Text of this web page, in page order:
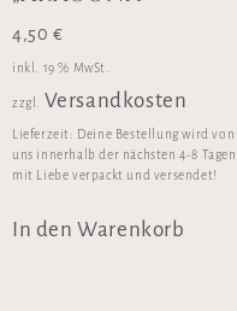
4,50 €
inkl. 19 % MwSt.
zzgl. Versandkosten
Lieferzeit: Deine Bestellung wird von
uns innerhalb der nächsten 4-8 Tagen
mit Liebe verpackt und versendet!
In den Warenkorb